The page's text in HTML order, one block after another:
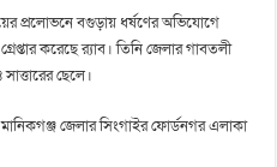
প্রলোভনে বগুড়ায় ধর্ষণের অভিযোগে
করেছে র‍্যাব। তিনি জেলার গাবতলী
ছেলে।
জেলার সিংগাইর ফোর্ডনগর এলাকা